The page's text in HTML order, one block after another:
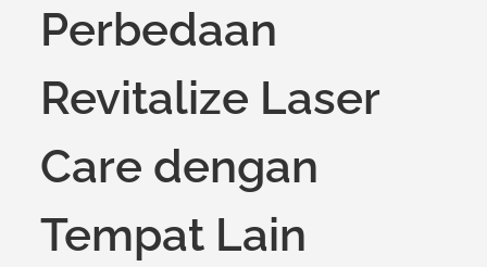
Perbedaan
Revitalize Laser
Care dengan
Tempat Lain